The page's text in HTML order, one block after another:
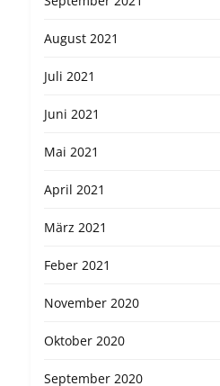
August 2021
Juli 2021
Juni 2021
Mai 2021
April 2021
März 2021
Feber 2021
November 2020
Oktober 2020
September 2020